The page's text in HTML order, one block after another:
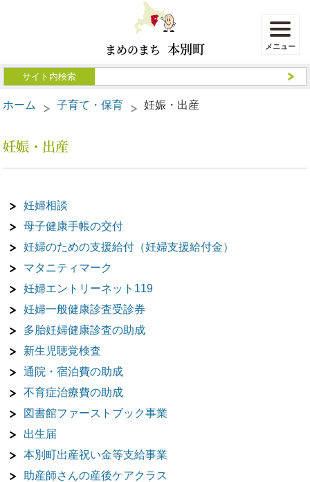
まめのまち 本別町
ホーム 子育て・保育 妊娠・出産
妊娠・出産
妊婦相談
母子健康手帳の交付
妊婦のための支援給付（妊婦支援給付金）
マタニティマーク
妊婦エントリーネット119
妊婦一般健康診査受診券
多胎妊婦健康診査の助成
新生児聴覚検査
通院・宿泊費の助成
不育症治療費の助成
図書館ファーストブック事業
出生届
本別町出産祝い金等支給事業
助産師さんの産後ケアクラス